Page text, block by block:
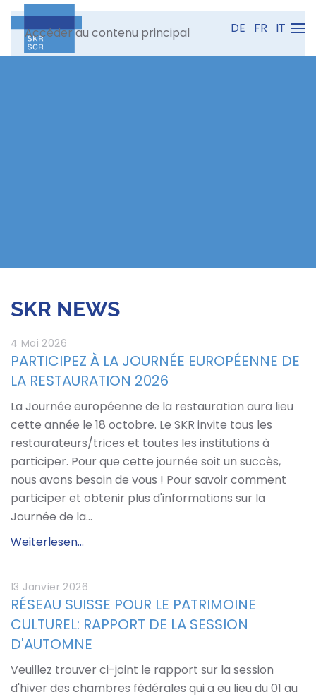
Accéder au contenu principal DE FR IT
SKR NEWS
4 Mai 2026
PARTICIPEZ À LA JOURNÉE EUROPÉENNE DE
LA RESTAURATION 2026
La Journée européenne de la restauration aura lieu
cette année le 18 octobre. Le SKR invite tous les
restaurateurs/trices et toutes les institutions à
participer. Pour que cette journée soit un succès,
nous avons besoin de vous ! Pour savoir comment
participer et obtenir plus d'informations sur la
Journée de la…
Weiterlesen...
13 Janvier 2026
RÉSEAU SUISSE POUR LE PATRIMOINE
CULTUREL: RAPPORT DE LA SESSION
D'AUTOMNE
Veuillez trouver ci-joint le rapport sur la session
d'hiver des chambres fédérales qui a eu lieu du 01 au